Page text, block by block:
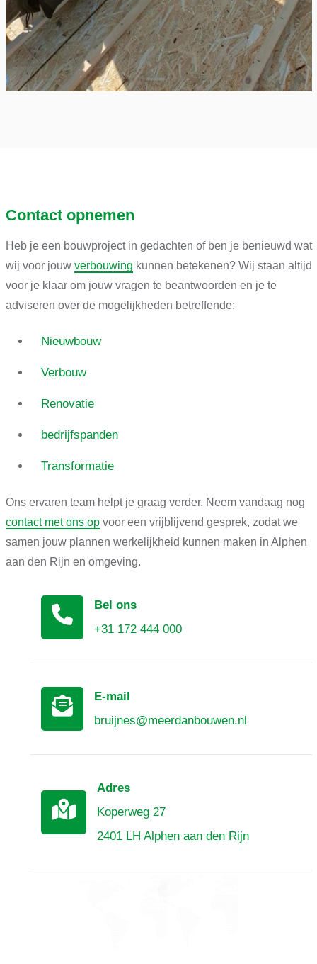
Contact opnemen
Heb je een bouwproject in gedachten of ben je benieuwd wat
wij voor jouw verbouwing kunnen betekenen? Wij staan altijd
voor je klaar om jouw vragen te beantwoorden en je te
adviseren over de mogelijkheden betreffende:
Nieuwbouw
Verbouw
Renovatie
bedrijfspanden
Transformatie
Ons ervaren team helpt je graag verder. Neem vandaag nog
contact met ons opvoor een vrijblijvend gesprek, zodat we
samen jouw plannen werkelijkheid kunnen maken in Alphen
aan den Rijn en omgeving.
Bel ons
+31 172 444 000
E-mail
bruijnes@meerdanbouwen.nl
Adres
Koperweg 27
2401 LH Alphen aan den Rijn